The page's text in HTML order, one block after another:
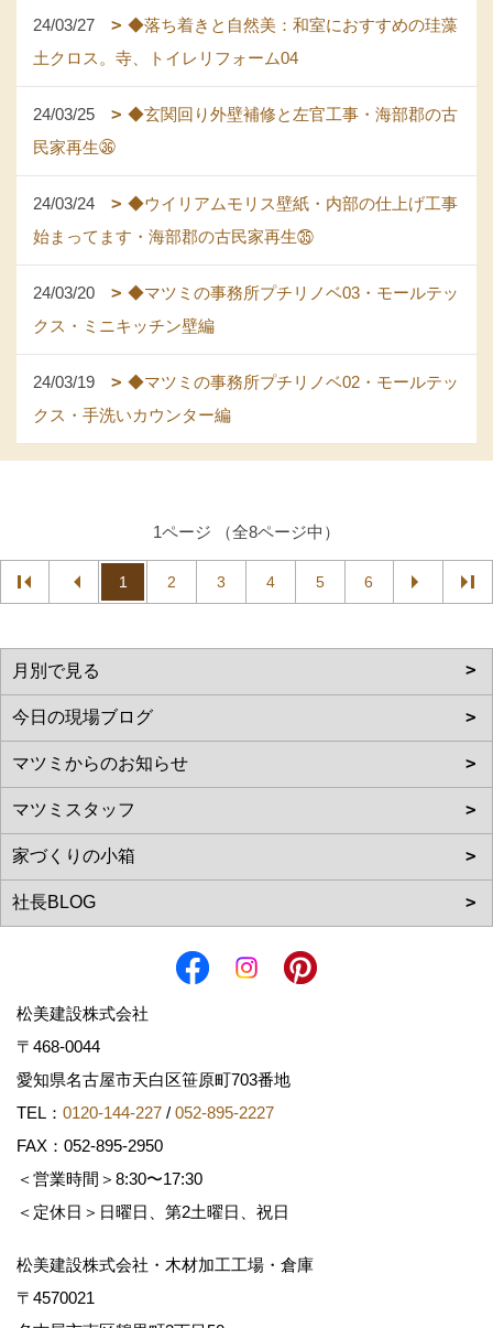
24/03/27
◆落ち着きと自然美：和室におすすめの珪藻
土クロス。寺、トイレリフォーム04
24/03/25
◆玄関回り外壁補修と左官工事・海部郡の古
民家再生㊱
24/03/24
◆ウイリアムモリス壁紙・内部の仕上げ工事
始まってます・海部郡の古民家再生㉟
24/03/20
◆マツミの事務所プチリノベ03・モールテッ
クス・ミニキッチン壁編
24/03/19
◆マツミの事務所プチリノベ02・モールテッ
クス・手洗いカウンター編
1ページ （全8ページ中）
1 2 3 4 5 6
松美建設株式会社
〒468-0044
愛知県名古屋市天白区笹原町703番地
TEL： 0120-144-227 / 052-895-2227
FAX：052-895-2950
＜営業時間＞8:30〜17:30
＜定休日＞日曜日、第2土曜日、祝日
松美建設株式会社・木材加工工場・倉庫
〒4570021